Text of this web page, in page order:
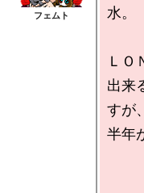
水。
ＬＯ
出来
すが、
半年